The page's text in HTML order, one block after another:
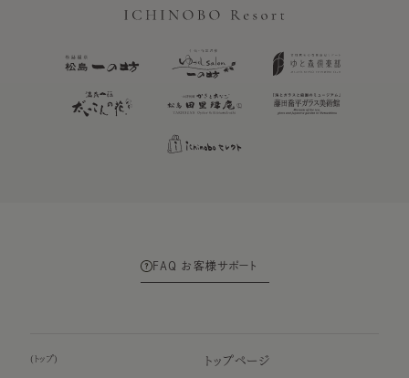
FAQ お客様サポート
( トップ) トップページ